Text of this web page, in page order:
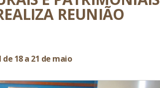
REUNIÃO
18 a 21 de maio